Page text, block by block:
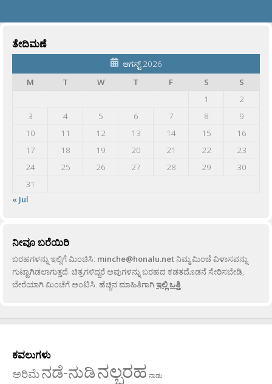
ತೇದಿಮಣೆ
ಆಗಸ್ಟ್ 2026
M
T W T F S
S
1
2
3
4 5 6 7 8
9
10
11 12 13 14 15
16
17
18 19 20 21 22
23
24
25 26 27 28 29
30
31
« Jul
ನೀವೂ ಬರೆಯಿರಿ
ಬರಹಗಳನ್ನು ಇಲ್ಲಿಗೆ ಮಿಂಚಿಸಿ: minche@honalu.netನಿಮ್ಮ ಮಿಂಚೆ ವಿಳಾಸವನ್ನು
ಗುಟ್ಟಾಗಿಡಲಾಗುತ್ತದೆ. ಚಿತ್ರಗಳಿದ್ದರೆ ಅವುಗಳನ್ನು ಬರಹದ ಕಡತದೊಡನೆ ಸೇರಿಸಬೇಡಿ,
ಬೇರೆಯಾಗಿ ಮಿಂಚೆಗೆ ಅಂಟಿಸಿ. ಹೆಚ್ಚಿನ ಮಾಹಿತಿಗಾಗಿಇಲ್ಲಿ ಒತ್ತಿ.
ಕವಲುಗಳು
ಅರಿಮೆನಡೆ-ನುಡಿನಲ್ಬರಹ ನಾಡು